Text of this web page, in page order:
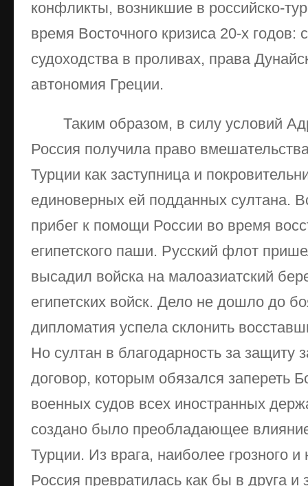
конфликты, возникшие в российско-
время Восточного кризиса 20-х годов:
судоходства в проливах, права
автономия Греции.
Таким образом, в силу условий
Россия получила право
Турции как заступница и
единоверных ей подданных султана.
прибег к помощи России во время
египетского паши. Русский флот
высадил войска на малоазиатский
египетских войск. Дело не дошло до
дипломатия успела склонить
Но султан в благодарность за защиту
договор, которым обязался запереть
военных судов всех иностранных
создано было преобладающее
Турции. Из врага, наиболее грозного
Россия превратилась как бы в друга и